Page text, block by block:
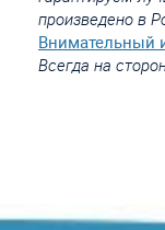
произведено в
Внимательный
Всегда на